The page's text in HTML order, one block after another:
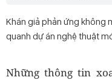
Khán giả phản ứng không
quanh dự án nghệ thuật
Những thông tin